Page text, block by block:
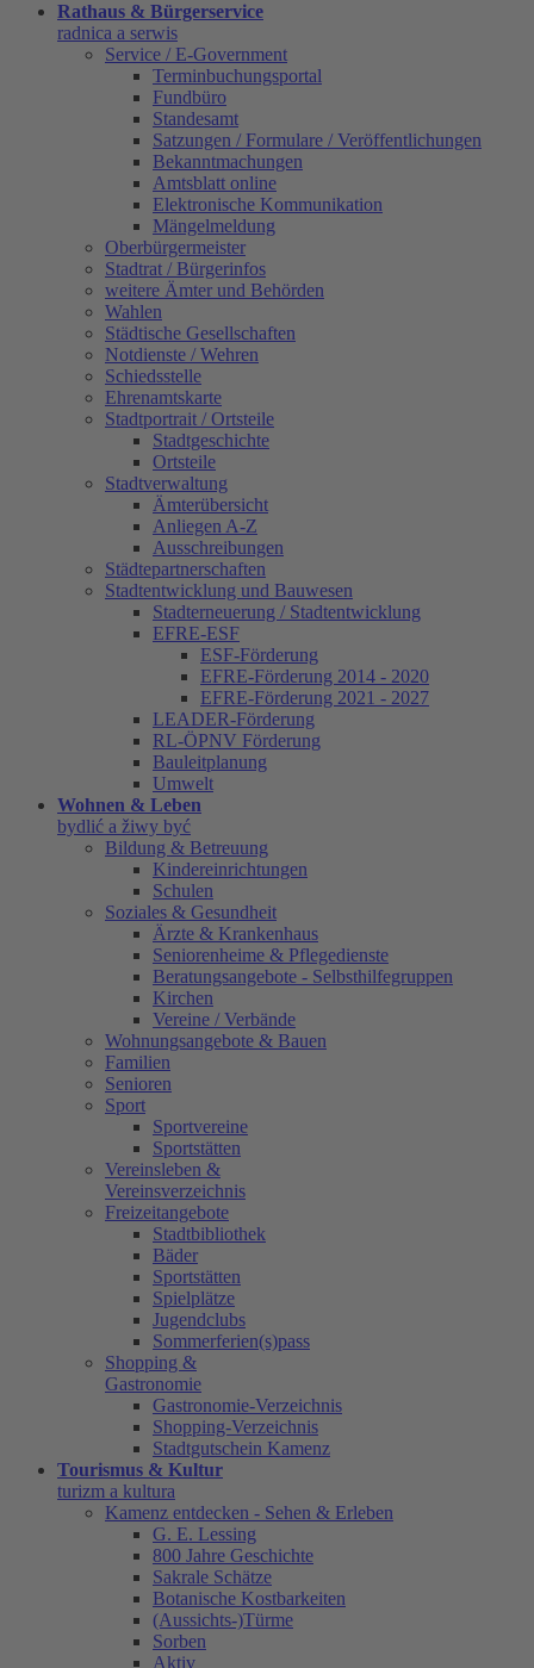
Rathaus & Bürgerservice
radnica a serwis
Service / E-Government
Terminbuchungsportal
Fundbüro
Standesamt
Satzungen / Formulare / Veröffentlichungen
Bekanntmachungen
Amtsblatt online
Elektronische Kommunikation
Mängelmeldung
Oberbürgermeister
Stadtrat / Bürgerinfos
weitere Ämter und Behörden
Wahlen
Städtische Gesellschaften
Notdienste / Wehren
Schiedsstelle
Ehrenamtskarte
Stadtportrait / Ortsteile
Stadtgeschichte
Ortsteile
Stadtverwaltung
Ämterübersicht
Anliegen A-Z
Ausschreibungen
Städtepartnerschaften
Stadtentwicklung und Bauwesen
Stadterneuerung / Stadtentwicklung
EFRE-ESF
ESF-Förderung
EFRE-Förderung 2014 - 2020
EFRE-Förderung 2021 - 2027
LEADER-Förderung
RL-ÖPNV Förderung
Bauleitplanung
Umwelt
Wohnen & Leben
bydlić a žiwy być
Bildung & Betreuung
Kindereinrichtungen
Schulen
Soziales & Gesundheit
Ärzte & Krankenhaus
Seniorenheime & Pflegedienste
Beratungsangebote - Selbsthilfegruppen
Kirchen
Vereine / Verbände
Wohnungsangebote & Bauen
Familien
Senioren
Sport
Sportvereine
Sportstätten
Vereinsleben &
Vereinsverzeichnis
Freizeitangebote
Stadtbibliothek
Bäder
Sportstätten
Spielplätze
Jugendclubs
Sommerferien(s)pass
Shopping &
Gastronomie
Gastronomie-Verzeichnis
Shopping-Verzeichnis
Stadtgutschein Kamenz
Tourismus & Kultur
turizm a kultura
Kamenz entdecken - Sehen & Erleben
G. E. Lessing
800 Jahre Geschichte
Sakrale Schätze
Botanische Kostbarkeiten
(Aussichts-)Türme
Sorben
Aktiv